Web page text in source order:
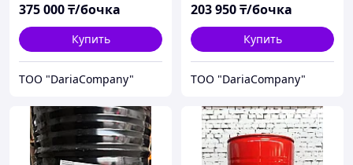
375 000₸/бочка
Купить
TOO "DariaCompany"
203 950₸/бочка
Купить
TOO "DariaCompany"